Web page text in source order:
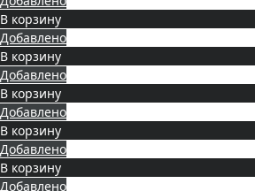
В корзину
Добавлено
В корзину
Добавлено
В корзину
Добавлено
В корзину
Добавлено
В корзину
Добавлено